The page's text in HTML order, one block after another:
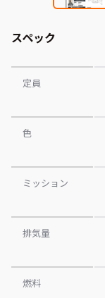
スペック
定員
色
ミッション
排気量
燃料